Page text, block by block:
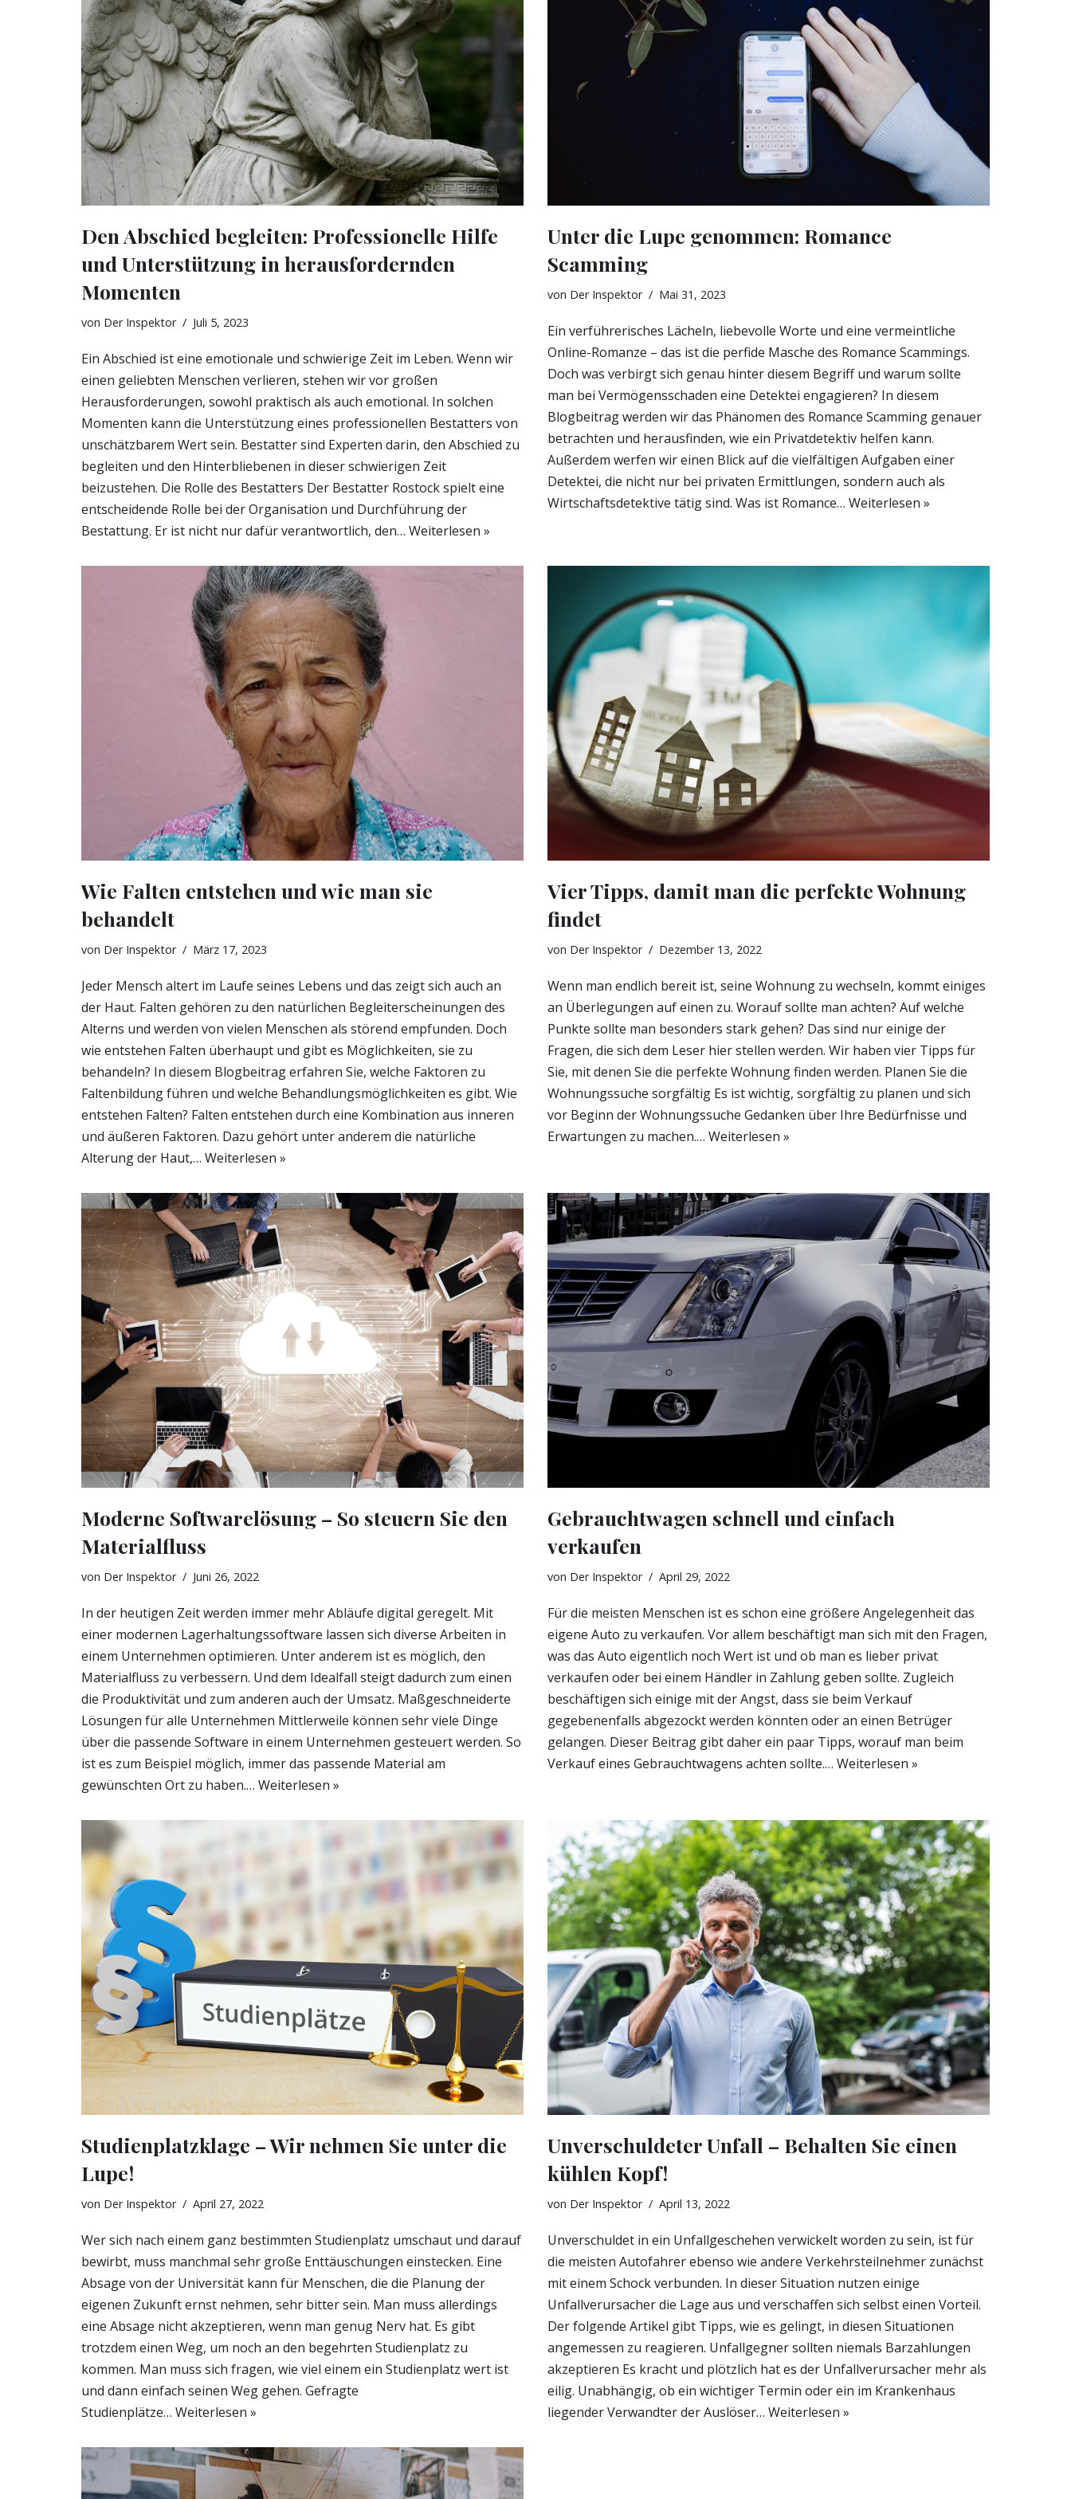
Den Abschied begleiten: Professionelle Hilfe
und Unterstützung in herausfordernden
Momenten
von Der Inspektor Juli 5, 2023
Ein Abschied ist eine emotionale und schwierige Zeit im Leben. Wenn wir
einen geliebten Menschen verlieren, stehen wir vor großen
Herausforderungen, sowohl praktisch als auch emotional. In solchen
Momenten kann die Unterstützung eines professionellen Bestatters von
unschätzbarem Wert sein. Bestatter sind Experten darin, den Abschied zu
begleiten und den Hinterbliebenen in dieser schwierigen Zeit
beizustehen. Die Rolle des Bestatters Der Bestatter Rostock spielt eine
entscheidende Rolle bei der Organisation und Durchführung der
Bestattung. Er ist nicht nur dafür verantwortlich, den… Weiterlesen »
Unter die Lupe genommen: Romance
Scamming
von Der Inspektor Mai 31, 2023
Ein verführerisches Lächeln, liebevolle Worte und eine vermeintliche
Online-Romanze – das ist die perfide Masche des Romance Scammings.
Doch was verbirgt sich genau hinter diesem Begriff und warum sollte
man bei Vermögensschaden eine Detektei engagieren? In diesem
Blogbeitrag werden wir das Phänomen des Romance Scamming genauer
betrachten und herausfinden, wie ein Privatdetektiv helfen kann.
Außerdem werfen wir einen Blick auf die vielfältigen Aufgaben einer
Detektei, die nicht nur bei privaten Ermittlungen, sondern auch als
Wirtschaftsdetektive tätig sind. Was ist Romance… Weiterlesen »
Wie Falten entstehen und wie man sie
behandelt
von Der Inspektor März 17, 2023
Jeder Mensch altert im Laufe seines Lebens und das zeigt sich auch an
der Haut. Falten gehören zu den natürlichen Begleiterscheinungen des
Alterns und werden von vielen Menschen als störend empfunden. Doch
wie entstehen Falten überhaupt und gibt es Möglichkeiten, sie zu
behandeln? In diesem Blogbeitrag erfahren Sie, welche Faktoren zu
Faltenbildung führen und welche Behandlungsmöglichkeiten es gibt. Wie
entstehen Falten? Falten entstehen durch eine Kombination aus inneren
und äußeren Faktoren. Dazu gehört unter anderem die natürliche
Alterung der Haut,… Weiterlesen »
Vier Tipps, damit man die perfekte Wohnung
findet
von Der Inspektor Dezember 13, 2022
Wenn man endlich bereit ist, seine Wohnung zu wechseln, kommt einiges
an Überlegungen auf einen zu. Worauf sollte man achten? Auf welche
Punkte sollte man besonders stark gehen? Das sind nur einige der
Fragen, die sich dem Leser hier stellen werden. Wir haben vier Tipps für
Sie, mit denen Sie die perfekte Wohnung finden werden. Planen Sie die
Wohnungssuche sorgfältig Es ist wichtig, sorgfältig zu planen und sich
vor Beginn der Wohnungssuche Gedanken über Ihre Bedürfnisse und
Erwartungen zu machen.… Weiterlesen »
Moderne Softwarelösung – So steuern Sie den
Materialfluss
von Der Inspektor Juni 26, 2022
In der heutigen Zeit werden immer mehr Abläufe digital geregelt. Mit
einer modernen Lagerhaltungssoftware lassen sich diverse Arbeiten in
einem Unternehmen optimieren. Unter anderem ist es möglich, den
Materialfluss zu verbessern. Und dem Idealfall steigt dadurch zum einen
die Produktivität und zum anderen auch der Umsatz. Maßgeschneiderte
Lösungen für alle Unternehmen Mittlerweile können sehr viele Dinge
über die passende Software in einem Unternehmen gesteuert werden. So
ist es zum Beispiel möglich, immer das passende Material am
gewünschten Ort zu haben.… Weiterlesen »
Gebrauchtwagen schnell und einfach
verkaufen
von Der Inspektor April 29, 2022
Für die meisten Menschen ist es schon eine größere Angelegenheit das
eigene Auto zu verkaufen. Vor allem beschäftigt man sich mit den Fragen,
was das Auto eigentlich noch Wert ist und ob man es lieber privat
verkaufen oder bei einem Händler in Zahlung geben sollte. Zugleich
beschäftigen sich einige mit der Angst, dass sie beim Verkauf
gegebenenfalls abgezockt werden könnten oder an einen Betrüger
gelangen. Dieser Beitrag gibt daher ein paar Tipps, worauf man beim
Verkauf eines Gebrauchtwagens achten sollte.… Weiterlesen »
Studienplatzklage – Wir nehmen Sie unter die
Lupe!
von Der Inspektor April 27, 2022
Wer sich nach einem ganz bestimmten Studienplatz umschaut und darauf
bewirbt, muss manchmal sehr große Enttäuschungen einstecken. Eine
Absage von der Universität kann für Menschen, die die Planung der
eigenen Zukunft ernst nehmen, sehr bitter sein. Man muss allerdings
eine Absage nicht akzeptieren, wenn man genug Nerv hat. Es gibt
trotzdem einen Weg, um noch an den begehrten Studienplatz zu
kommen. Man muss sich fragen, wie viel einem ein Studienplatz wert ist
und dann einfach seinen Weg gehen. Gefragte
Studienplätze… Weiterlesen »
Unverschuldeter Unfall – Behalten Sie einen
kühlen Kopf!
von Der Inspektor April 13, 2022
Unverschuldet in ein Unfallgeschehen verwickelt worden zu sein, ist für
die meisten Autofahrer ebenso wie andere Verkehrsteilnehmer zunächst
mit einem Schock verbunden. In dieser Situation nutzen einige
Unfallverursacher die Lage aus und verschaffen sich selbst einen Vorteil.
Der folgende Artikel gibt Tipps, wie es gelingt, in diesen Situationen
angemessen zu reagieren. Unfallgegner sollten niemals Barzahlungen
akzeptieren Es kracht und plötzlich hat es der Unfallverursacher mehr als
eilig. Unabhängig, ob ein wichtiger Termin oder ein im Krankenhaus
liegender Verwandter der Auslöser… Weiterlesen »